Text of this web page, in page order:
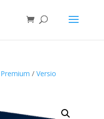
Premium / Versio